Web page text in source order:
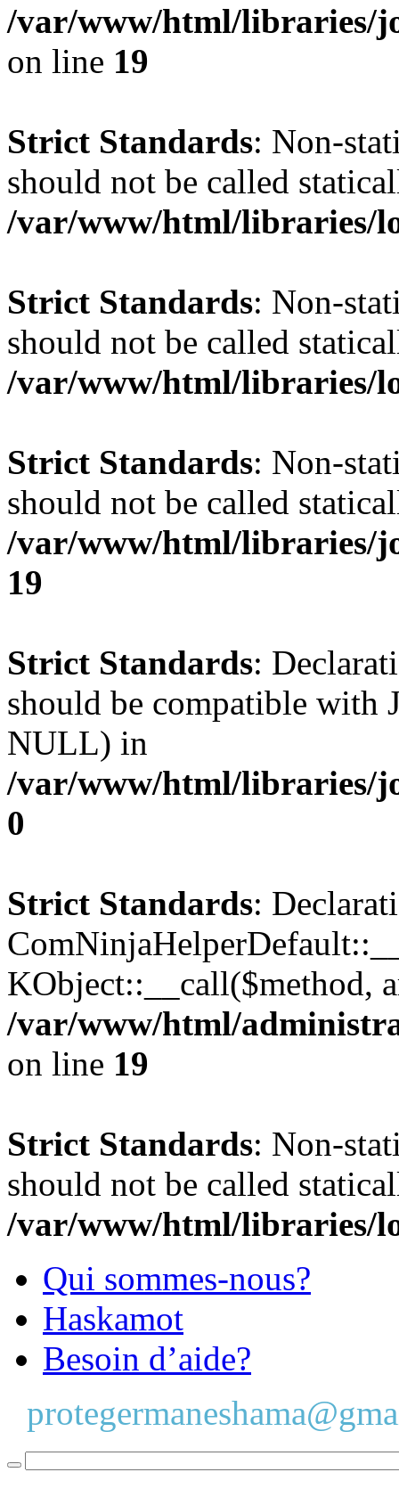
/var/www/html/libraries/
on line 19
Strict Standards: Non-
should not be called
/var/www/html/libraries/
Strict Standards: Non-
should not be called
/var/www/html/libraries/
Strict Standards: Non-
should not be called
/var/www/html/libraries/
19
Strict Standards:
should be compatible with
NULL) in
/var/www/html/libraries/
0
Strict Standards:
KObject::__call($method,
/var/www/html/
on line 19
Strict Standards: Non-
should not be called
/var/www/html/libraries/
Qui sommes-nous?
Haskamot
Besoin d’aide?